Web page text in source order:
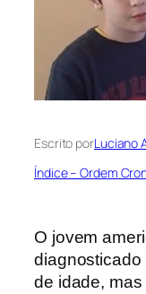
Escrito porLuciano
Índice – Ordem
O jovem
diagnosticado
de idade,